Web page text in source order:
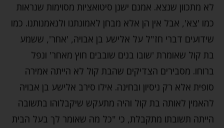
לא מתכוון שנצא. אמנם ישנן סיטואציות מסוימות שנראות
כמו 'צא', אבל אין הן אלא מבחן לאמונתנו ולנאמנותנו. כמו
שידועים דברי חז"ל על אלישע בן אבויה, 'אחר', ששמע
בת קול שאומרת 'שובו בנים שובבים חוץ מאחר' ונפל
ברוחו. מסבירים הצדיקים שהבת קול לא הייתה אמירה
סופית אלא רק ניסיון ובחינה. אילו סירב אלישע בן אבויה
להאמין לאותה בת קול והיה מתעקש שיקבלוהו בתשובה
הייתה תשובתו מתקבלת, כי "כל מה שאומר לך בעל הבית